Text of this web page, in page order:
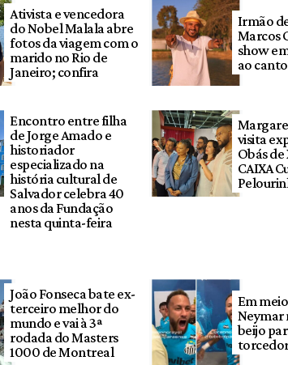
Ativista e vencedora
do Nobel Malala abre
fotos da viagem com o
marido no Rio de
Janeiro; confira
Irmão
Marcos
show
ao
Encontro entre filha
de Jorge Amado e
historiador
especializado na
história cultural de
Salvador celebra 40
anos da Fundação
nesta quinta-feira
visita
Obás de
CAIXA
João Fonseca bate ex-
terceiro melhor do
mundo e vai à 3ª
rodada do Masters
1000 de Montreal
Em
Neymar
beijo